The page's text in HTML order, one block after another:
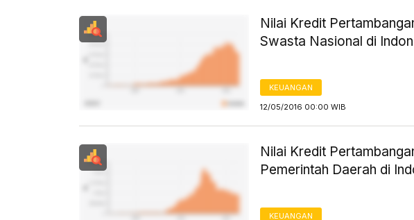
Nilai Kredit
Swasta Nasional di
KEUANGAN
12/05/2016 00:00 WIB
Nilai Kredit
Pemerintah Daerah di
KEUANGAN